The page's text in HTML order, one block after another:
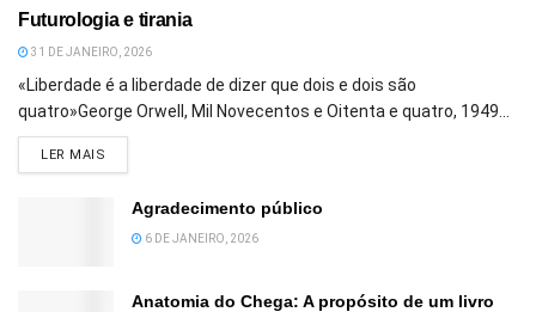
Futurologia e tirania
31 DE JANEIRO, 2026
«Liberdade é a liberdade de dizer que dois e dois são
quatro»George Orwell, Mil Novecentos e Oitenta e quatro, 1949...
LER MAIS
Agradecimento público
6 DE JANEIRO, 2026
Anatomia do Chega: A propósito de um livro